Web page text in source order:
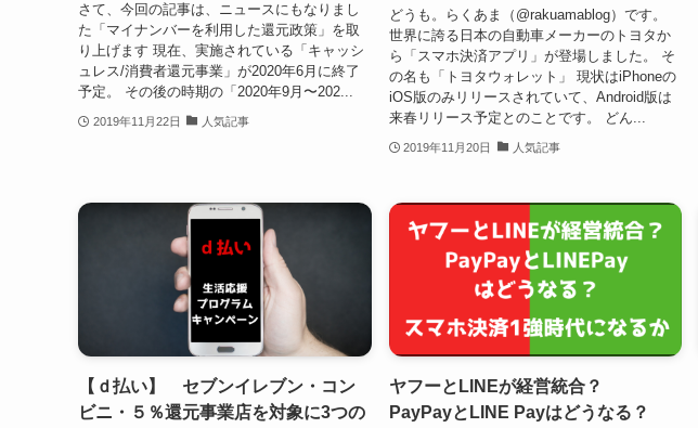
さて、今回の記事は、ニュースにもなりまし
た「マイナンバーを利用した還元政策」を取
り上げます 現在、実施されている「キャッシ
ュレス/消費者還元事業」が2020年6月に終了
予定。 その後の時期の「2020年9月〜202...
2019年11月22日 人気記事
どうも。らくあま（@rakuamablog）です。
世界に誇る日本の自動車メーカーのトヨタか
ら「スマホ決済アプリ」が登場しました。 そ
の名も「トヨタウォレット」 現状はiPhoneの
iOS版のみリリースされていて、Android版は
来春リリース予定とのことです。 どん...
2019年11月20日 人気記事
【ｄ払い】 セブンイレブン・コン
ビニ・５％還元事業店を対象に3つの
ヤフーとLINEが経営統合？
PayPayとLINE Payはどうなる？